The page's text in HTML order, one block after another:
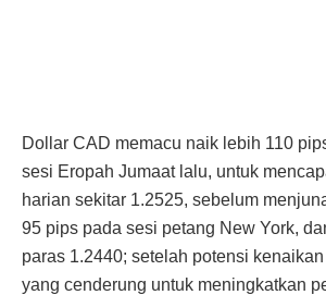
Dollar CAD memacu naik lebih 110
sesi Eropah Jumaat lalu, untuk
harian sekitar 1.2525, sebelum
95 pips pada sesi petang New York,
paras 1.2440; setelah potensi kenaikan
yang cenderung untuk meningkatkan